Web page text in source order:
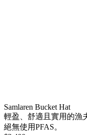
Samlaren Bucket Hat
輕盈、舒適且實用的漁
絕無使用PFAS。